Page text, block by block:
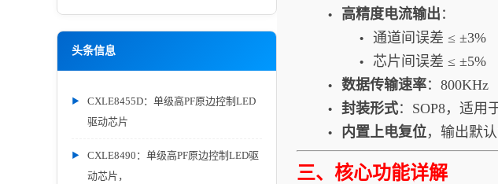
头条信息
CXLE8455D：单级高PF原边控制LED
驱动芯片
CXLE8490：单级高PF原边控制LED驱
动芯片，
• 高精度电流输出 ：
• 通道间误差 ≤ ±3%
• 芯片间误差 ≤ ±5%
• 数据传输速率：800KHz
• 封装形式：SOP8，适用
• 内置上电复位，输出默
三、核心功能详解